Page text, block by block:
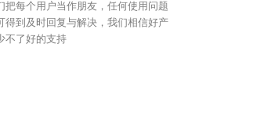
把每个用户当作朋友，任何使用问题
得到及时回复与解决，我们相信好产
不了好的支持